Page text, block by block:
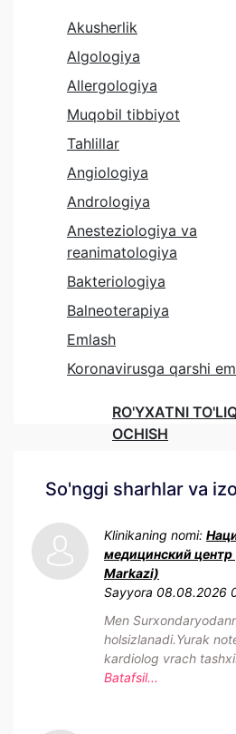
Akusherlik
Algologiya
Allergologiya
Muqobil tibbiyot
Tahlillar
Angiologiya
Andrologiya
Anesteziologiya va
reanimatologiya
Bakteriologiya
Balneoterapiya
Emlash
Koronavirusga qarshi
RO'YXATNI
OCHISH
So'nggi sharhlar va
Klinikaning nomi:
медицинский
Markazi)
Sayyora 08.08.2026
Men
holsizlanadi.Yurak
kardiolog vrach
Batafsil...